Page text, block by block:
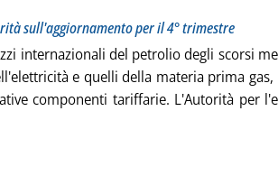
sull'aggiornamento per il 4° trimestre
internazionali del petrolio degli scorsi
e quelli della materia prima gas,
componenti tariffarie. L'Autorità per
tutta la notizia: 'TARIFFE: AUMENTA